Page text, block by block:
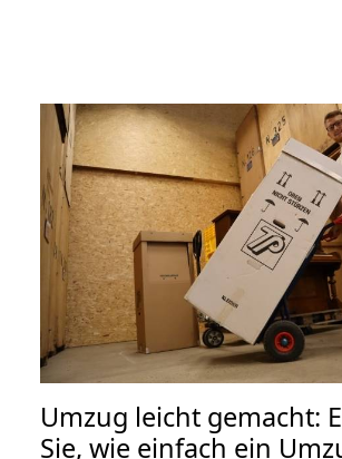
Umzug leicht gemacht:
Sie, wie einfach ein